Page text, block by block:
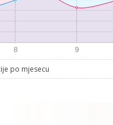
po mjesecu